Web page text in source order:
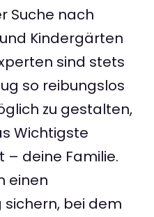
Suche nach
Kindergärten
sind stets
so reibungslos
zu gestalten,
Wichtigste
– deine Familie.
einen
bei dem